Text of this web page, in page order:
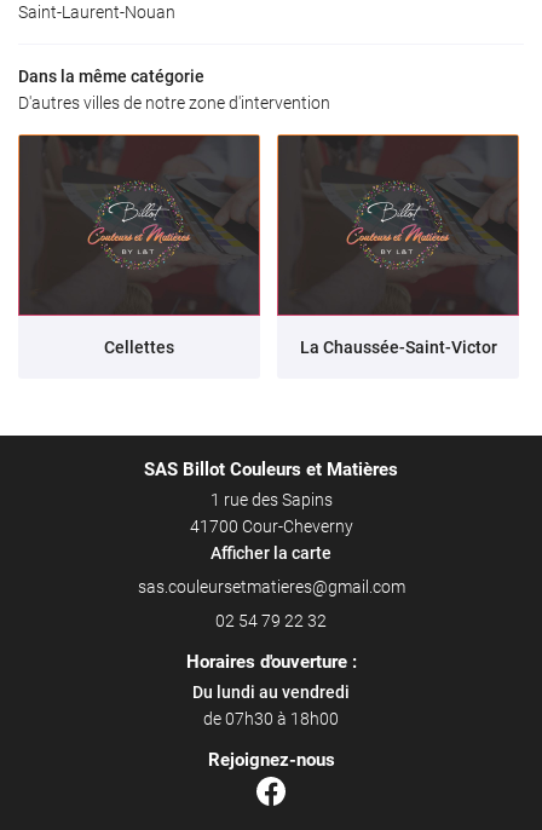
Saint-Laurent-Nouan
Dans la même catégorie
D'autres villes de notre zone d'intervention
Cellettes La Chaussée-Saint-Victor
SAS Billot Couleurs et Matières
1 rue des Sapins
41700 Cour-Cheverny
Afficher la carte
02 54 79 22 32
Horaires d'ouverture :
Du lundi au vendredi
de 07h30 à 18h00
Rejoignez-nous